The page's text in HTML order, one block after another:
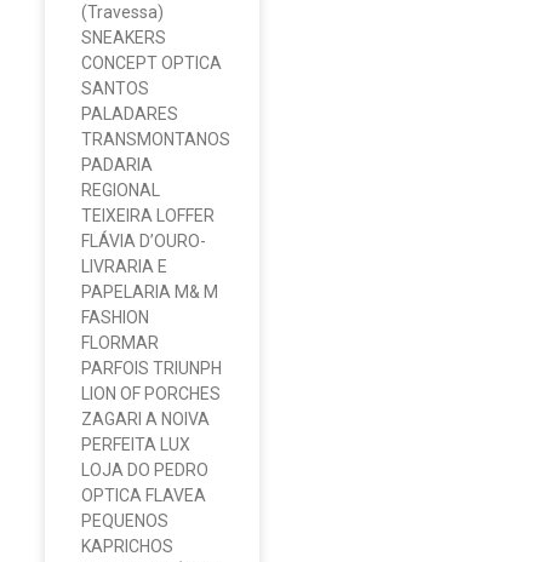
(Travessa)
SNEAKERS
CONCEPT OPTICA
SANTOS
PALADARES
TRANSMONTANOS
PADARIA
REGIONAL
TEIXEIRA LOFFER
FLÁVIA D’OURO-
LIVRARIA E
PAPELARIA M& M
FASHION
FLORMAR
PARFOIS TRIUNPH
LION OF PORCHES
ZAGARI A NOIVA
PERFEITA LUX
LOJA DO PEDRO
OPTICA FLAVEA
PEQUENOS
KAPRICHOS